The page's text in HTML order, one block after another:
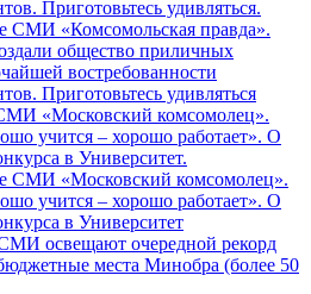
СМИ «Комсомольская правда».
общество приличных
востребованности
Приготовьтесь удивляться
СМИ «Московский комсомолец».
учится – хорошо работает». О
в Университет